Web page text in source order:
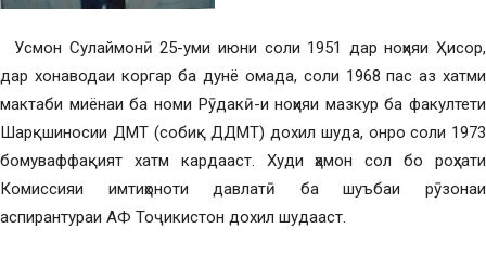
Усмон Сулаймонӣ 25-уми июни соли 1951 дар ноҳияи Ҳисор,
дар хонаводаи коргар ба дунё омада, соли 1968 пас аз хатми
мактаби миёнаи ба номи Рӯдакӣ-и ноҳияи мазкур ба факултети
Шарқшиносии ДМТ (собиқ ДДМТ) дохил шуда, онро соли 1973
бомуваффақият хатм кардааст. Худи ҳамон сол бо роҳхати
Комиссияи имтиҳоноти давлатӣ ба шуъбаи рӯзонаи
аспирантураи АФ Тоҷикистон дохил шудааст.